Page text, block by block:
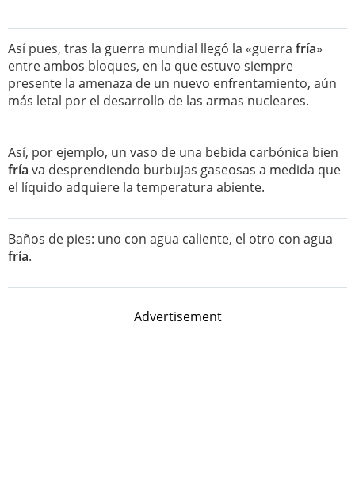
Así pues, tras la guerra mundial llegó la «guerra fría»
entre ambos bloques, en la que estuvo siempre
presente la amenaza de un nuevo enfrentamiento, aún
más letal por el desarrollo de las armas nucleares.
Así, por ejemplo, un vaso de una bebida carbónica bien
fría va desprendiendo burbujas gaseosas a medida que
el líquido adquiere la temperatura abiente.
Baños de pies: uno con agua caliente, el otro con agua
fría.
Advertisement